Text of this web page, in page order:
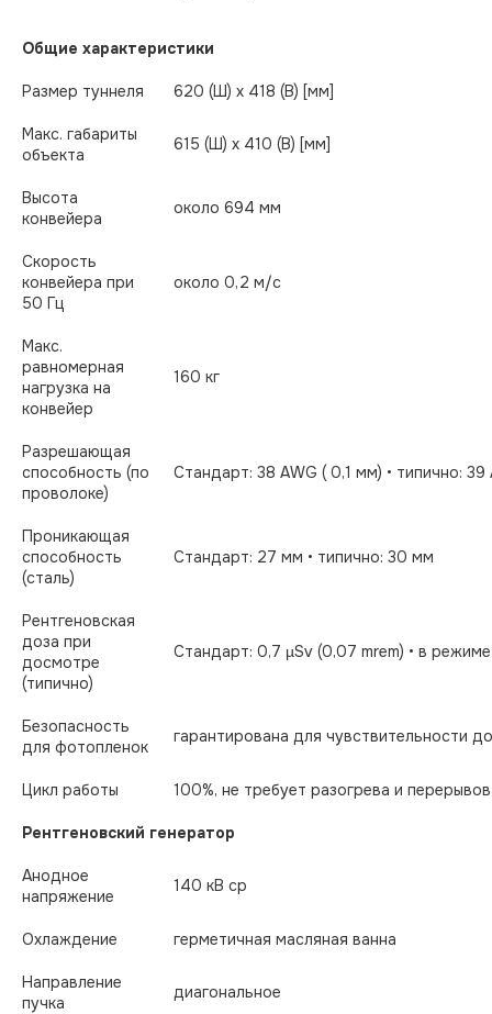
Общие характеристики
Размер туннеля 620 (Ш) x 418 (В) [мм]
Макс. габариты
объекта
615 (Ш) x 410 (В) [мм]
Высота
конвейера
около 694 мм
Скорость
конвейера при
50 Гц
около 0,2 м/c
Макс.
равномерная
нагрузка на
конвейер
160 кг
Разрешающая
способность (по
проволоке)
Стандарт: 38 AWG ( 0,1 мм) • типично:
Проникающая
способность
(сталь)
Стандарт: 27 мм • типично: 30 мм
Рентгеновская
доза при
досмотре
(типично)
Стандарт: 0,7 µSv (0,07 mrem) • в режиме
Безопасность
для фотопленок
гарантирована для чувствительности
Цикл работы 100%, не требует разогрева и перерывов
Рентгеновский генератор
Анодное
напряжение
140 кВ ср
Охлаждение герметичная масляная ванна
Направление
пучка
диагональное